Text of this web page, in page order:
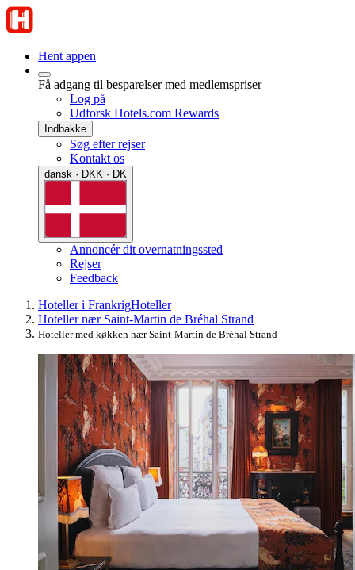
Hent appen
Få adgang til besparelser med medlemspriser
Log på
Udforsk Hotels.com Rewards
Indbakke
Søg efter rejser
Kontakt os
dansk · DKK · DK
Annoncér dit overnatningssted
Rejser
Feedback
Hoteller i FrankrigHoteller
Hoteller nær Saint-Martin de Bréhal Strand
Hoteller med køkken nær Saint-Martin de Bréhal Strand